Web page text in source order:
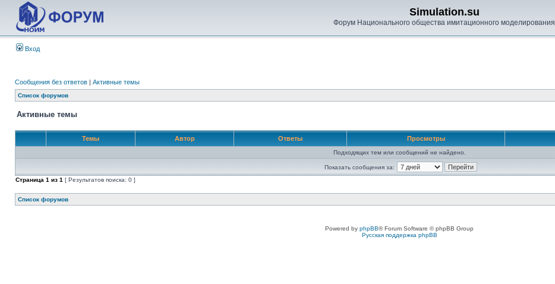
Simulation.su
Форум Национального общества имитационного моделирования
Вход
Сообщения без ответов | Активные темы
Список форумов
Активные темы
Темы Автор Ответы Просмотры
Подходящих тем или сообщений не найдено.
Показать сообщения за:
Страница 1 из 1 [ Результатов поиска: 0 ]
Список форумов
Powered by phpBB® Forum Software © phpBB Group
Русская поддержка phpBB